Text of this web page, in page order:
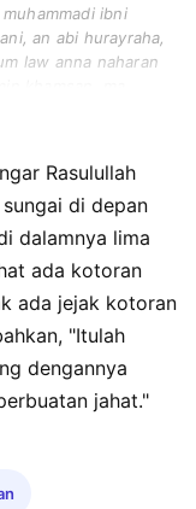
ibni
an abi hurayraha,
law anna naharan
min daranihi
Rasulullah
di depan
dalamnya lima
ada kotoran
ada jejak kotoran
"Itulah
dengannya
jahat."